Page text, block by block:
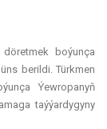
boýunça
berildi. Türkmen
Ýewropanyň
taýýardygyny